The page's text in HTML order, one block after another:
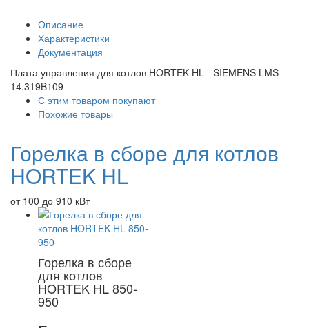
Описание
Характеристики
Документация
Плата управления для котлов HORTEK HL - SIEMENS LMS
14.319B109
С этим товаром покупают
Похожие товары
Горелка в сборе для котлов
HORTEK HL
от 100 до 910 кВт
Горелка в сборе
для котлов
HORTEK HL 850-
950